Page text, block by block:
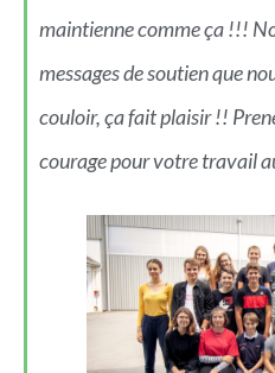
maintienne comme ça !!!
messages de soutien que
couloir, ça fait plaisir !!
courage pour votre travail